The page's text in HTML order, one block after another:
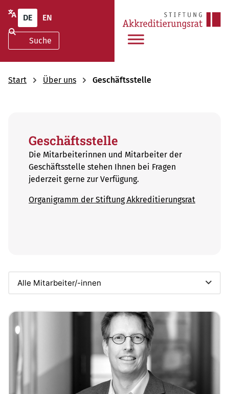
DE EN
Start Über uns Geschäftsstelle
Geschäftsstelle
Die Mitarbeiterinnen und Mitarbeiter der
Geschäftsstelle stehen Ihnen bei Fragen
jederzeit gerne zur Verfügung.
Organigramm der Stiftung Akkreditierungsrat